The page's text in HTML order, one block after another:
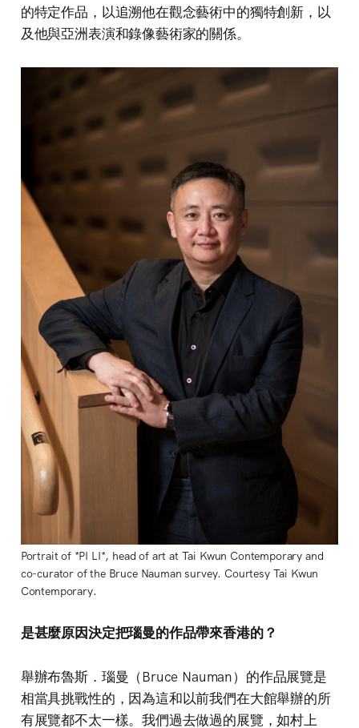
的特定作品，以追溯他在觀念藝術中的獨特創新，以
及他與亞洲表演和錄像藝術家的關係。
Portrait of *PI LI*, head of art at Tai Kwun Contemporary and
co-curator of the Bruce Nauman survey. Courtesy Tai Kwun
Contemporary.
是甚麼原因決定把瑙曼的作品帶來香港的？
舉辦布魯斯．瑙曼（Bruce Nauman）的作品展覽是
相當具挑戰性的，因為這和以前我們在大館舉辦的所
有展覽都不太一樣。我們過去做過的展覽，如村上